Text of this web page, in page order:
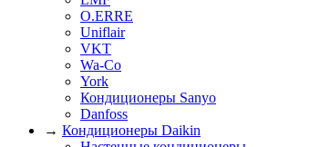
O.ERRE
Uniflair
VKT
Wa-Co
York
Кондиционеры Sanyo
Danfoss
→ Кондиционеры Daikin